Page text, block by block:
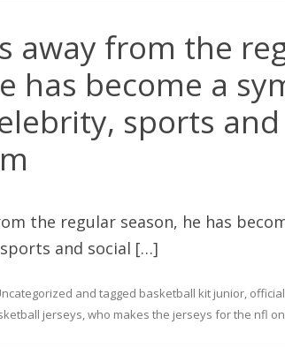
away from the
has become a
sports and
the regular season, he has
and social […]
and tagged basketball kit junior,
jerseys,who makes the jerseys for the nfl on